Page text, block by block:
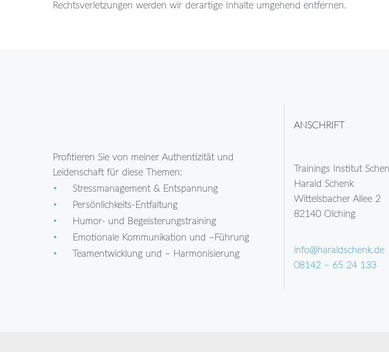
Rechtsverletzungen werden wir derartige Inhalte umgehend entfernen.
Profitieren Sie von meiner Authentizität und
Leidenschaft für diese Themen:
Stressmanagement & Entspannung
Persönlichkeits-Entfaltung
Humor- und Begeisterungstraining
Emotionale Kommunikation und –Führung
Teamentwicklung und – Harmonisierung
ANSCHRIFT
Trainings Institut
Harald Schenk
Wittelsbacher Allee 2
82140 Olching
info@haraldschenk.de
08142 – 65 24 133